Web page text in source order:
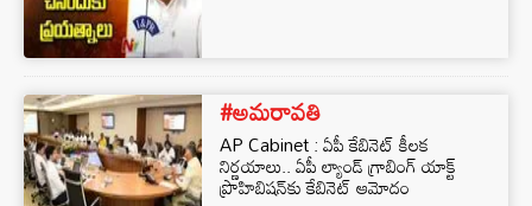
#అమరావతి
AP Cabinet : ఏపీ కేబినెట్‌ కీలక
నిర్ణయాలు.. ఏపీ ల్యాండ్‌ గ్రాబింగ్‌ యాక్ట్‌
ప్రొహిబిషన్‌కు కేబినెట్ ఆమోదం